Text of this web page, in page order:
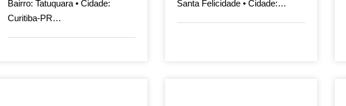
Bairro: Tatuquara • Cidade:
Curitiba-PR…
Santa Felicidade • Cidade:…